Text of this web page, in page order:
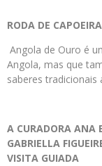
RODA DE
Angola de Ouro é
Angola, mas que
saberes tradicionais
A CURADORA ANA
GABRIELLA
VISITA GUIADA